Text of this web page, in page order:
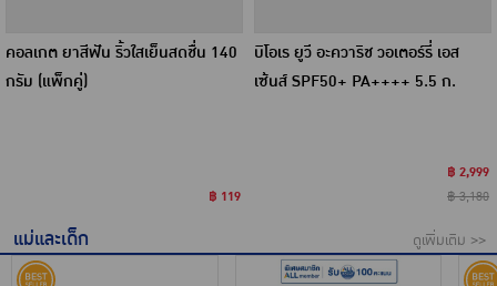
คอลเกต ยาสีฟัน ริ้วใสเย็นสดชื่น 140
กรัม (แพ็กคู่)
฿ 119
บิโอเร ยูวี อะควาริช วอเตอร์รี่ เอส
เซ้นส์ SPF50+ PA++++ 5.5 ก.
฿ 2,999
฿ 3,180
แม่และเด็ก ดูเพิ่มเติม >>